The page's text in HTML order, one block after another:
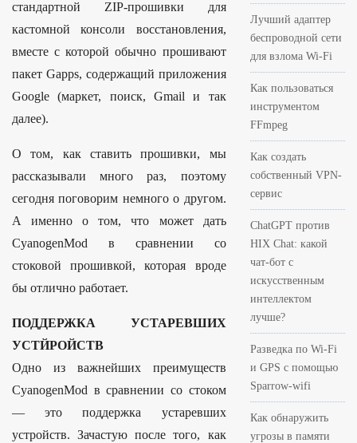
стандартной ZIP-прошивки для
кастомной консоли восстановления,
вместе с которой обычно прошивают
пакет Gapps, содержащий приложения
Google (маркет, поиск, Gmail и так
далее).
О том, как ставить прошивки, мы
рассказывали много раз, поэтому
сегодня поговорим немного о другом.
А именно о том, что может дать
CyanogenMod в сравнении со
стоковой прошивкой, которая вроде
бы отлично работает.
ПОДДЕРЖКА УСТАРЕВШИХ
УСТЙРОЙСТВ
Одно из важнейших преимуществ
CyanogenMod в сравнении со стоком
— это поддержка устаревших
устройств. Зачастую после того, как
Лучший адаптер
беспроводной сети
для взлома Wi-Fi
Как пользоваться
инструментом
FFmpeg
Как создать
собственный VPN-
сервис
ChatGPT против
HIX Chat: какой
чат-бот с
искусственным
интеллектом
лучше?
Разведка по Wi-Fi
и GPS с помощью
Sparrow-wifi
Как обнаружить
угрозы в памяти